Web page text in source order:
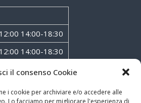
il consenso Cookie
i cookie per archiviare e/o accedere alle
Lo facciamo per migliorare l'esperienza di
14:00-18:30
14:00-18:30
14:00-18:30
14:00-18:30